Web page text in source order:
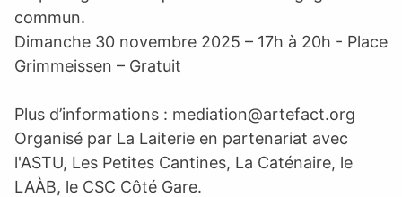
commun.
Dimanche 30 novembre 2025 – 17h à 20h - Place
Grimmeissen – Gratuit
Plus d’informations : mediation@artefact.org
Organisé par La Laiterie en partenariat avec
l'ASTU, Les Petites Cantines, La Caténaire, le
LAÀB, le CSC Côté Gare.